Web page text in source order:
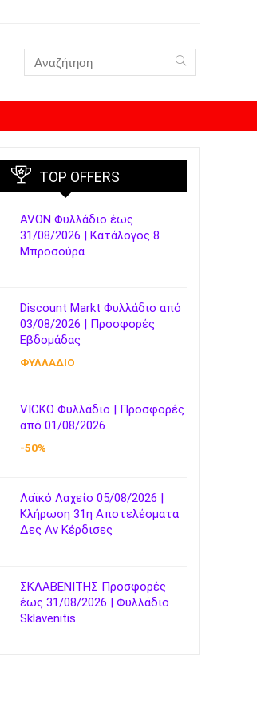
TOP OFFERS
AVON Φυλλάδιο έως
31/08/2026 | Κατάλογος 8
Μπροσούρα
Discount Markt Φυλλάδιο από
03/08/2026 | Προσφορές
Εβδομάδας
ΦΥΛΛΑΔΙΟ
VICKO Φυλλάδιο | Προσφορές
από 01/08/2026
-50%
Λαϊκό Λαχείο 05/08/2026 |
Κλήρωση 31η Αποτελέσματα
Δες Αν Κέρδισες
ΣΚΛΑΒΕΝΙΤΗΣ Προσφορές
έως 31/08/2026 | Φυλλάδιο
Sklavenitis